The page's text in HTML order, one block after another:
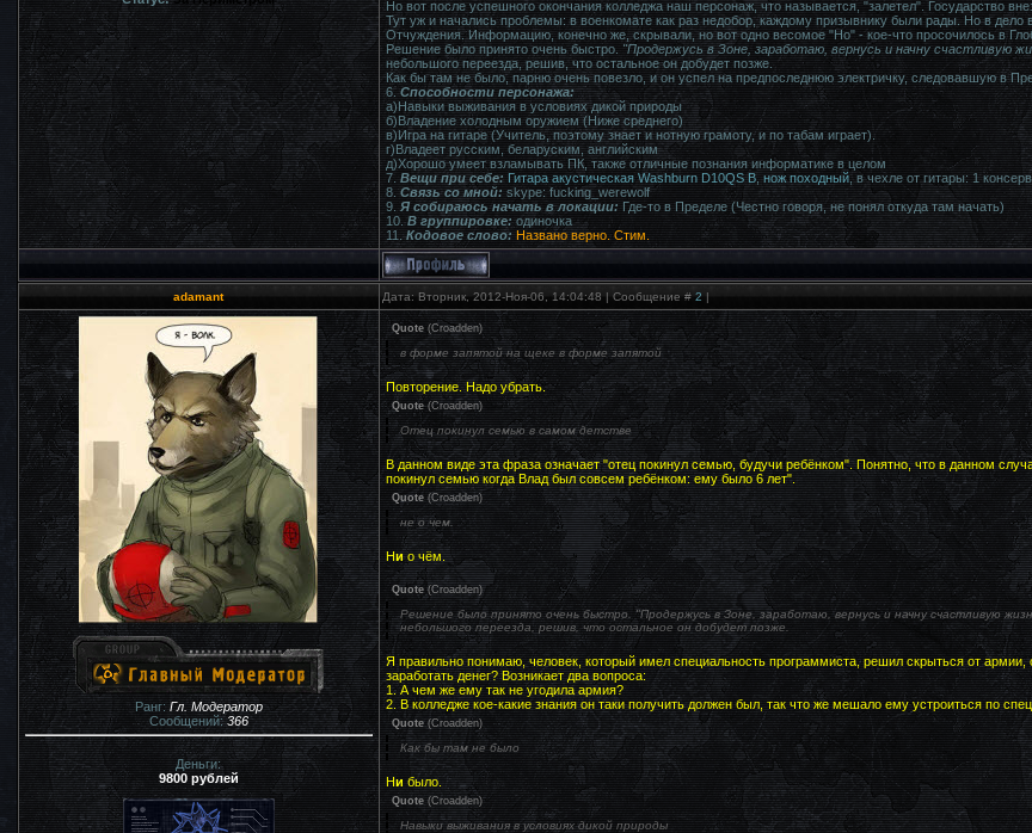
Но вот после успешного окончания колледжа наш персонаж, что называется, "залетел". Государство
Тут уж и начались проблемы: в военкомате как раз недобор, каждому призывнику были рады. Но в
Отчуждения. Информацию, конечно же, скрывали, но вот одно весомое "Но" - кое-что просочилось в
Решение было принято очень быстро. "Продержусь в Зоне, заработаю, вернусь и начну счастливую
небольшого переезда, решив, что остальное он добудет позже.
Как бы там не было, парню очень повезло, и он успел на предпоследнюю электричку, следовавшую в
6.Способности персонажа:
а)Навыки выживания в условиях дикой природы
б)Владение холодным оружием (Ниже среднего)
в)Игра на гитаре (Учитель, поэтому знает и нотную грамоту, и по табам играет).
г)Владеет русским, беларуским, английским
д)Хорошо умеет взламывать ПК, также отличные познания информатике в целом
7. Вещи при себе: Гитара акустическая Washburn D10QS B,нож походный, в чехле от гитары: 1
8.Связь со мной: skype: fucking_werewolf
9. Я собираюсь начать в локации: Где-то в Пределе (Честно говоря, не понял откуда там начать)
10.В группировке:одиночка
11.Кодовое слово: Названо верно. Стим.
adamant Дата: Вторник, 2012-Ноя-06, 14:04:48 | Сообщение # 2 |
Ранг: Гл. Модератор
Сообщений:366
Деньги:
9800 рублей
Quote(Croadden)
в форме запятой на щеке в форме запятой
Повторение. Надо убрать.
Quote(Croadden)
Отец покинул семью в самом детстве
В данном виде эта фраза означает "отец покинул семью, будучи ребёнком". Понятно, что в данном
покинул семью когда Влад был совсем ребёнком: ему было 6 лет".
Quote(Croadden)
не о чем.
Нио чём.
Quote(Croadden)
Решение было принято очень быстро. "Продержусь в Зоне, заработаю, вернусь и начну счастливую
небольшого переезда, решив, что остальное он добудет позже.
Я правильно понимаю, человек, который имел специальность программиста, решил скрыться от
заработать денег? Возникает два вопроса:
1. А чем же ему так не угодила армия?
2. В колледже кое-какие знания он таки получить должен был, так что же мешало ему устроиться по
Quote(Croadden)
Как бы там не было
Ни было.
Quote(Croadden)
Навыки выживания в условиях дикой природы